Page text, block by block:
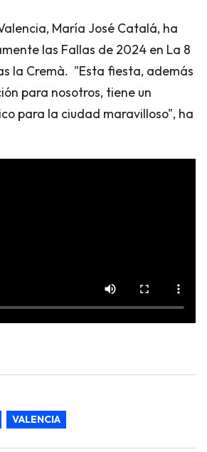
María José Catalá, ha
las Fallas de 2024 en La 8
la Cremà. "Esta fiesta, además
para nosotros, tiene un
para la ciudad maravilloso", ha
VALENCIA